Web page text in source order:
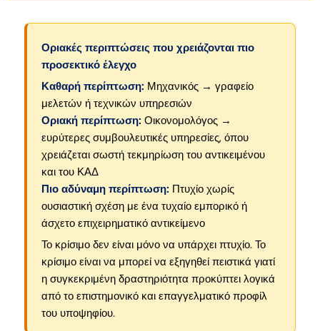
Οριακές περιπτώσεις που χρειάζονται πιο
προσεκτικό έλεγχο
Καθαρή περίπτωση: Μηχανικός → γραφείο
μελετών ή τεχνικών υπηρεσιών
Οριακή περίπτωση: Οικονομολόγος →
ευρύτερες συμβουλευτικές υπηρεσίες, όπου
χρειάζεται σωστή τεκμηρίωση του αντικειμένου
και του ΚΑΔ
Πιο αδύναμη περίπτωση: Πτυχίο χωρίς
ουσιαστική σχέση με ένα τυχαίο εμπορικό ή
άσχετο επιχειρηματικό αντικείμενο
Το κρίσιμο δεν είναι μόνο να υπάρχει πτυχίο. Το
κρίσιμο είναι να μπορεί να εξηγηθεί πειστικά γιατί
η συγκεκριμένη δραστηριότητα προκύπτει λογικά
από το επιστημονικό και επαγγελματικό προφίλ
του υποψηφίου.